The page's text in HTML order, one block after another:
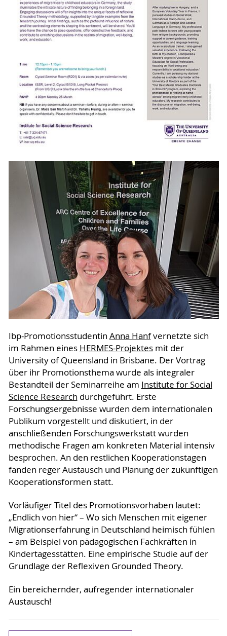
Ibp-Promotionsstudentin Anna Hanfvernetzte sich
im Rahmen eines HERMES-Projektesmit der
University of Queensland in Brisbane. Der Vortrag
über ihr Promotionsthema wurde als integraler
Bestandteil der Seminarreihe am Institute for Social
Science Research durchgeführt. Erste
Forschungsergebnisse wurden dem internationalen
Publikum vorgestellt und diskutiert, in der
anschließenden Forschungswerkstatt wurden
methodische Fragen am konkreten Material intensiv
besprochen. An den restlichen Kooperationstagen
fanden reger Austausch und Planung der zukünftigen
Kooperationsformen statt.
Vorläufiger Titel des Promotionsvorhaben lautet:
„Endlich von hier“ – Wo sich Menschen mit eigener
Migrationserfahrung in Deutschland heimisch fühlen
– am Beispiel von pädagogischen Fachkräften in
Kindertagesstätten. Eine empirische Studie auf der
Grundlage der Reflexiven Grounded Theory.
Ein bereichernder, aufregender internationaler
Austausch!